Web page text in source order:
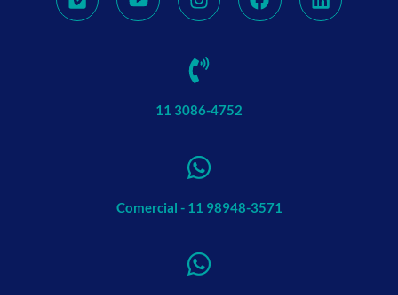
11 3086-4752
Comercial - 11 98948-3571